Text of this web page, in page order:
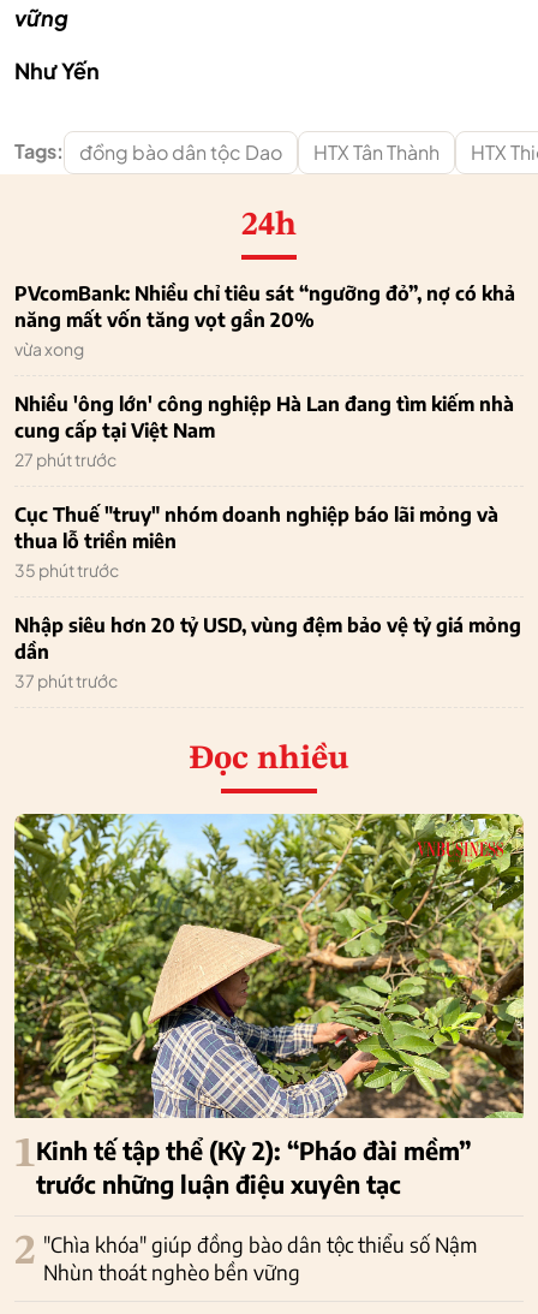
vững
Như Yến
Tags: đồng bào dân tộc Dao HTX Tân Thành HTX
24h
PVcomBank: Nhiều chỉ tiêu sát “ngưỡng đỏ”, nợ có khả
năng mất vốn tăng vọt gần 20%
vừa xong
Nhiều 'ông lớn' công nghiệp Hà Lan đang tìm kiếm nhà
cung cấp tại Việt Nam
27 phút trước
Cục Thuế "truy" nhóm doanh nghiệp báo lãi mỏng và
thua lỗ triền miên
35 phút trước
Nhập siêu hơn 20 tỷ USD, vùng đệm bảo vệ tỷ giá mỏng
dần
37 phút trước
Đọc nhiều
1Kinh tế tập thể (Kỳ 2): “Pháo đài mềm”
trước những luận điệu xuyên tạc
2 "Chìa khóa" giúp đồng bào dân tộc thiểu số Nậm
Nhùn thoát nghèo bền vững